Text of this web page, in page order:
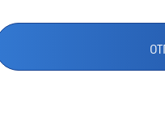
Как к Вам